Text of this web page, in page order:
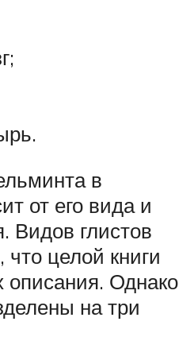
в
от его вида и
Видов глистов
что целой книги
описания. Однако
на три